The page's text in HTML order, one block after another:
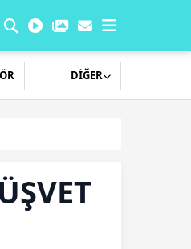
DİĞER